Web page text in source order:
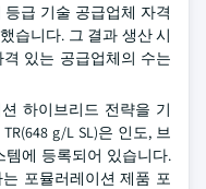
급 기술 공급업체 자격
습니다. 그 결과 생산 시
있는 공급업체의 수는
하이브리드 전략을 기
g/L SL)은 인도, 브
에 등록되어 있습니다.
포뮬러레이션 제품 포